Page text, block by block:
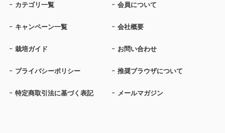
カテゴリ一覧 会員について
キャンペーン一覧 会社概要
栽培ガイド お問い合わせ
プライバシーポリシー 推奨ブラウザについて
特定商取引法に基づく表記 メールマガジン